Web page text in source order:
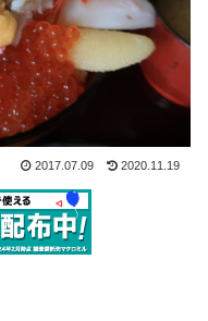
2017.07.09 2020.11.19